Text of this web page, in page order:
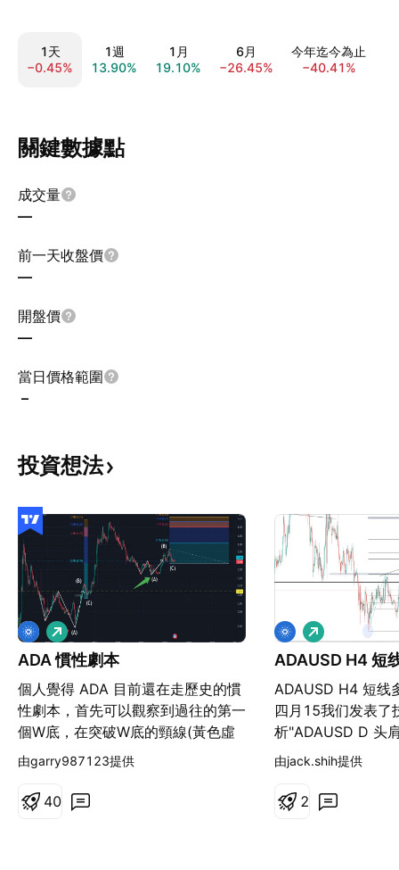
1天
−0.45%
1週
13.90%
1月
19.10%
6月
−26.45%
今年迄今為止
−40.41%
關鍵數據點
成交量
—
前一天收盤價
—
開盤價
—
當日價格範圍
–
投資想法
ADA 慣性劇本
個人覺得 ADA 目前還在走歷史的慣
性劇本，首先可以觀察到過往的第一
個W底，在突破W底的頸線(黃色虛
線)，出現了回踩然後洗破頸線(黃色
斐波那契擴展可以發現從(紅色箭頭)
看
多
由garry987123提供
40
ADAUSD H4 短
ADAUSD H4 短线
四月15我们发表了
析"ADAUSD D 头
线图表内收高于颈
线支撑 价格尚未
看
多
由jack.shih提供
2